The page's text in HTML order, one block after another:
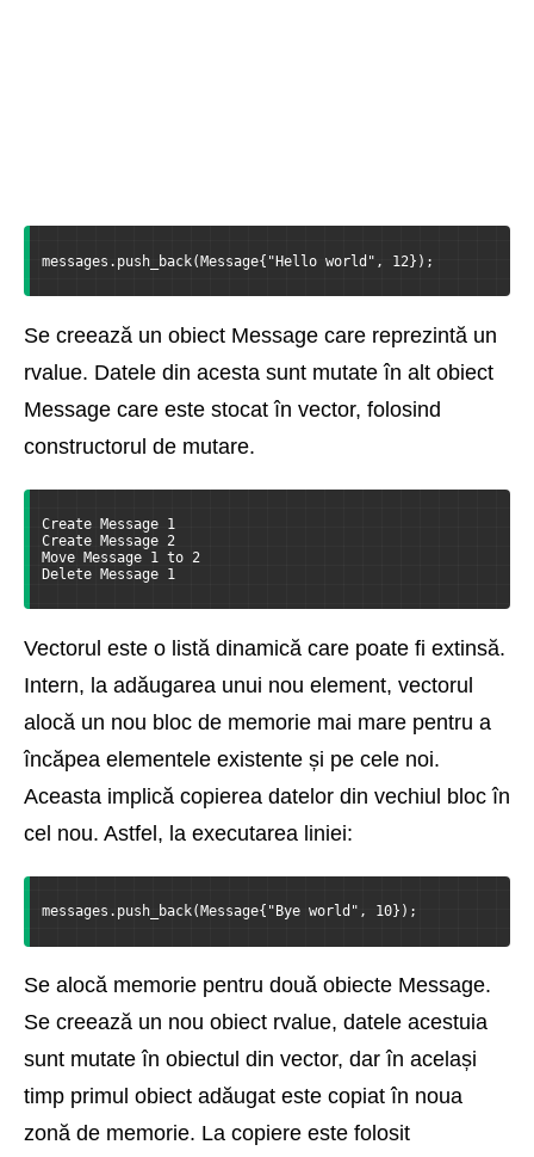
messages.push_back(Message{"Hello world", 12});
Se creează un obiect Message care reprezintă un
rvalue. Datele din acesta sunt mutate în alt obiect
Message care este stocat în vector, folosind
constructorul de mutare.
Create Message 1
Create Message 2
Move Message 1 to 2
Delete Message 1
Vectorul este o listă dinamică care poate fi extinsă.
Intern, la adăugarea unui nou element, vectorul
alocă un nou bloc de memorie mai mare pentru a
încăpea elementele existente și pe cele noi.
Aceasta implică copierea datelor din vechiul bloc în
cel nou. Astfel, la executarea liniei:
messages.push_back(Message{"Bye world", 10});
Se alocă memorie pentru două obiecte Message.
Se creează un nou obiect rvalue, datele acestuia
sunt mutate în obiectul din vector, dar în același
timp primul obiect adăugat este copiat în noua
zonă de memorie. La copiere este folosit